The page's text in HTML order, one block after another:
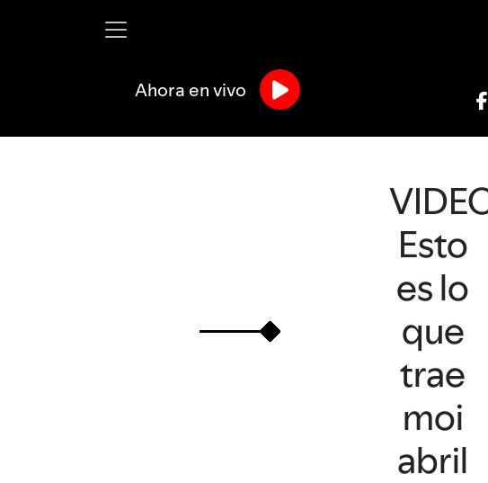
Ahora en vivo
Esto
es lo
que
trae
moi
abril